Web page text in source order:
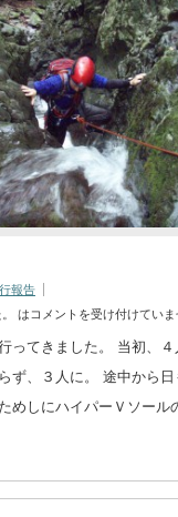
報告
は コメントを受け付けていま
ってきました。 当初、
ず、３人に。 途中から
めしにハイパーＶソール